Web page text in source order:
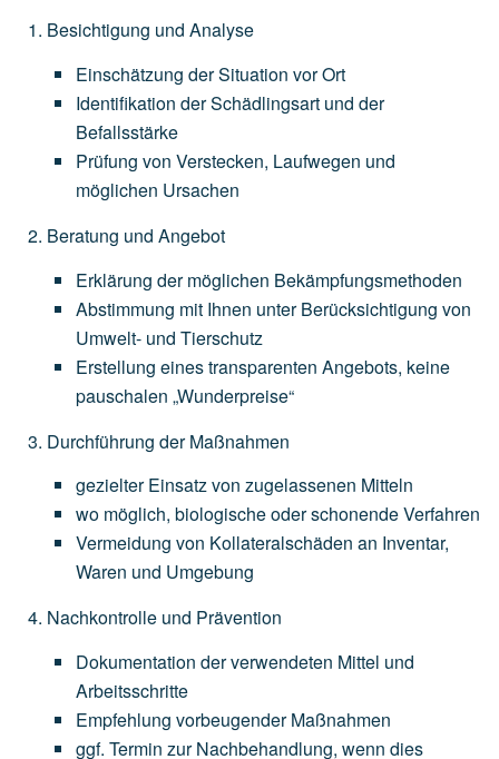
Besichtigung und Analyse
Einschätzung derSituation vorOrt
Identifikation derSchädlingsart und der
Befallsstärke
Prüfung von Verstecken, Laufwegen und
möglichen Ursachen
Beratung und Angebot
Erklärung der möglichen Bekämpfungsmethoden
Abstimmung mit Ihnen unter Berücksichtigung von
Umwelt- und Tierschutz
Erstellung einestransparenten Angebots, keine
pauschalen „Wunderpreise“
Durchführung der Maßnahmen
gezielter Einsatzvon zugelassenen Mitteln
wo möglich, biologischeoderschonendeVerfahren
Vermeidung von Kollateralschäden an Inventar,
Waren und Umgebung
Nachkontrolle und Prävention
Dokumentation derverwendeten Mittel und
Arbeitsschritte
Empfehlung vorbeugender Maßnahmen
ggf. Termin zur Nachbehandlung, wenn dies